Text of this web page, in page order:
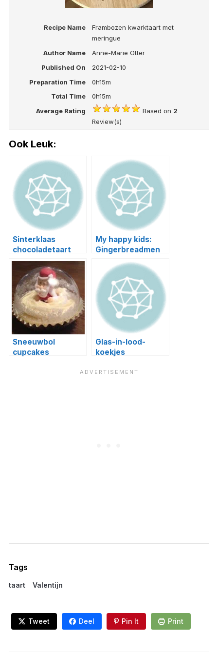
Recipe Name
Frambozen kwarktaart met
meringue
Author Name
Anne-Marie Otter
Published On
2021-02-10
Preparation Time
0h15m
Total Time
0h15m
Average Rating
Based on 2
Review(s)
Ook Leuk:
Sinterklaas
chocoladetaart
My happy kids:
Gingerbreadmen
Sneeuwbol
cupcakes
Glas-in-lood-
koekjes
Tags
taart Valentijn
Tweet Deel Pin It Print